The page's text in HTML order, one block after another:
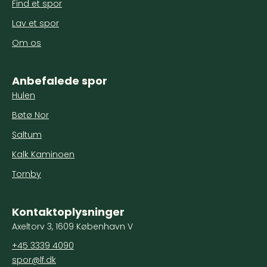
Find et spor
Lav et spor
Om os
Anbefalede spor
Hulen
Bøtø Nor
Saltum
Kalk Kaminoen
Tornby
Kontaktoplysninger
Axeltorv 3, 1609 København V
+45 3339 4090
spor@lf.dk